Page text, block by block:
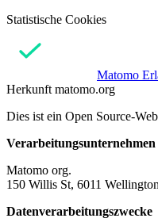
Statistische Cookies
Matomo
Herkunft matomo.org
Dies ist ein Open Source-
Verarbeitungsunternehmen
Matomo org.
150 Willis St, 6011
Datenverarbeitungszwecke